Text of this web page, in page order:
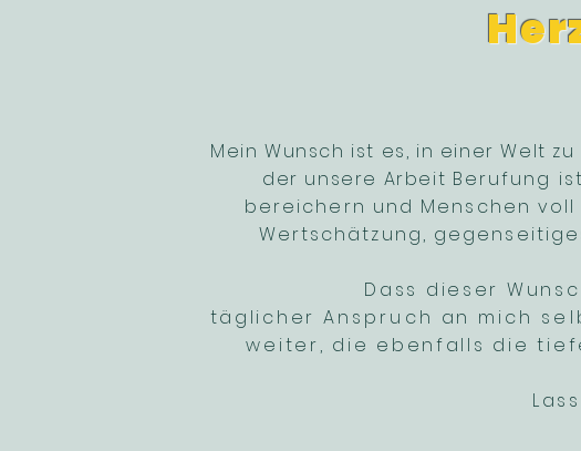
Mein Wunsch ist es, in einer Welt
der unsere Arbeit Berufung
bereichern und Menschen
Wertschätzung,
Dass dieser
täglicher Anspruch an mich
weiter, die ebenfalls die